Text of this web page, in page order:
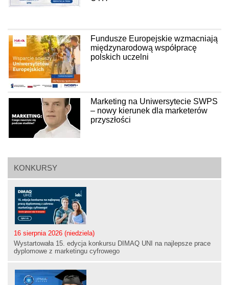
KONKURSY
16 sierpnia 2026 (niedziela)
Wystartowała 15. edycja konkursu DIMAQ UNI na najlepsze prace
dyplomowe z marketingu cyfrowego
Fundusze Europejskie wzmacniają
międzynarodową współpracę
polskich uczelni
Marketing na Uniwersytecie SWPS
– nowy kierunek dla marketerów
przyszłości